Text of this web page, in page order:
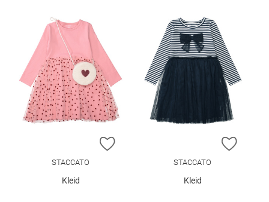
ZUR WUNSCHLISTE HINZUFÜGEN
STACCATO
Kleid
ZUR
STACCATO
Kleid